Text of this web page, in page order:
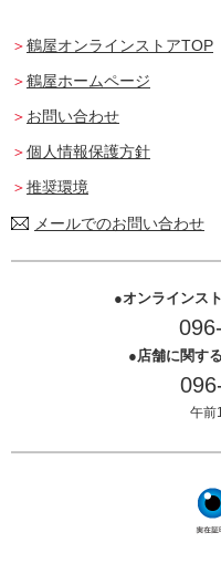
鶴屋オンラインストアTOP
鶴屋ホームページ
お問い合わせ
個人情報保護方針
推奨環境
メールでのお問い合わせ
オンラインス
店舗に関す
午前